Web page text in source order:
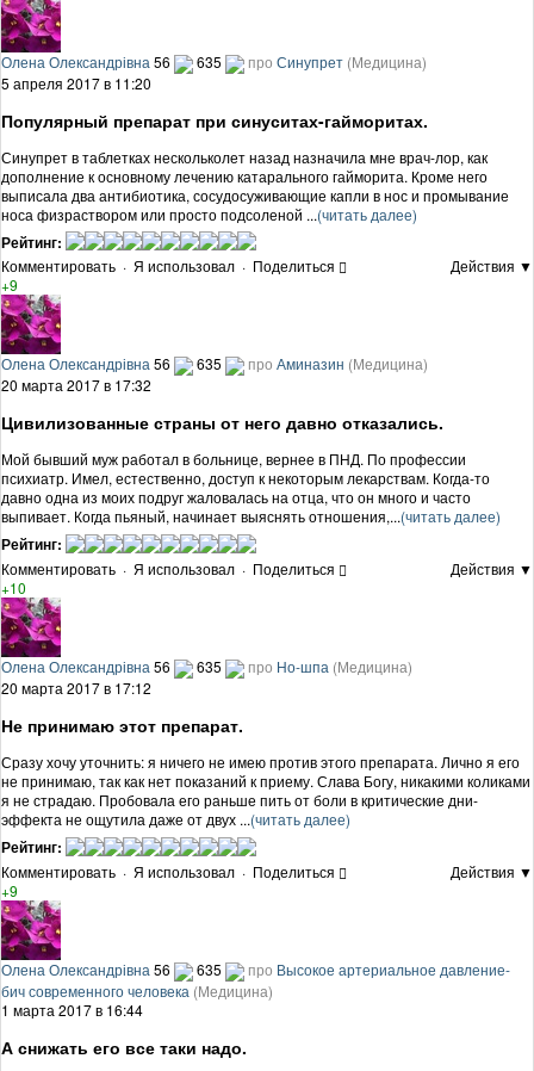
Олена Олександрівна 56 635 про Синупрет (Медицина)
5 апреля 2017 в 11:20
Популярный препарат при синуситах-гайморитах.
Синупрет в таблетках нескольколет назад назначила мне врач-лор, как
дополнение к основному лечению катарального гайморита. Кроме него
выписала два антибиотика, сосудосуживающие капли в нос и промывание
носа физраствором или просто подсоленой ...(читать далее)
Рейтинг:
Комментировать · Я использовал · Поделиться
Действия ▼
+9
Олена Олександрівна56 635 про Аминазин (Медицина)
20 марта 2017 в 17:32
Цивилизованные страны от него давно отказались.
Мой бывший муж работал в больнице, вернее в ПНД. По профессии
психиатр. Имел, естественно, доступ к некоторым лекарствам. Когда-то
давно одна из моих подруг жаловалась на отца, что он много и часто
выпивает. Когда пьяный, начинает выяснять отношения,...(читать далее)
Рейтинг:
Комментировать · Я использовал · Поделиться
Действия ▼
+10
Олена Олександрівна 56 635 про Но-шпа (Медицина)
20 марта 2017 в 17:12
Не принимаю этот препарат.
Сразу хочу уточнить: я ничего не имею против этого препарата. Лично я его
не принимаю, так как нет показаний к приему. Слава Богу, никакими коликами
я не страдаю. Пробовала его раньше пить от боли в критические дни-
эффекта не ощутила даже от двух ...(читать далее)
Рейтинг:
Комментировать · Я использовал · Поделиться
Действия ▼
+9
Олена Олександрівна 56 635 про Высокое артериальное давление-
бич современного человека (Медицина)
1 марта 2017 в 16:44
А снижать его все таки надо.